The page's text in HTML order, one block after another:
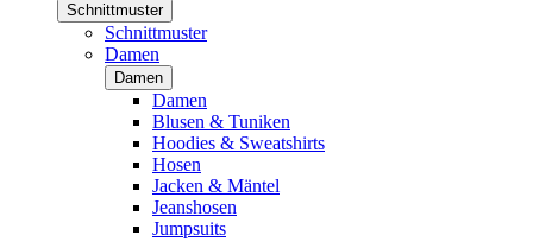
Schnittmuster
Schnittmuster
Damen
Damen
Damen
Blusen & Tuniken
Hoodies & Sweatshirts
Hosen
Jacken & Mäntel
Jeanshosen
Jumpsuits